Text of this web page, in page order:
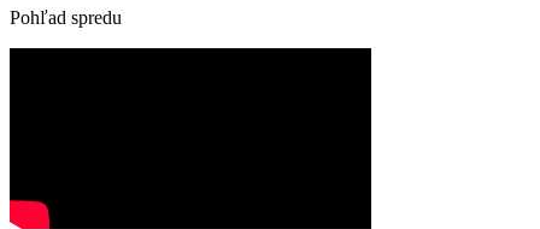
Pohľad spredu